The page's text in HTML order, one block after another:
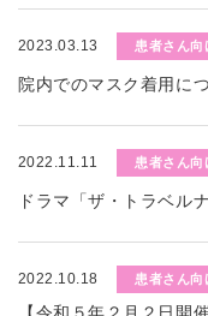
2023.03.13 患者さん向
院内でのマスク着用に
2022.11.11 患者さん向
ドラマ「ザ・トラベル
2022.10.18 患者さん向